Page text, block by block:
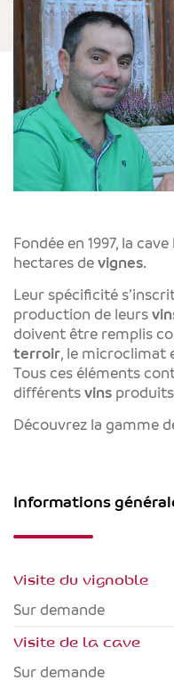
Fondée en 1997, la cave
hectares de vignes.
Leur spécificité
production de leurs
doivent être remplis
terroir, le microclimat
Tous ces éléments
différents vins
Découvrez la gamme
Informations
Visite du vignoble
Sur demande
Visite de la cave
Sur demande